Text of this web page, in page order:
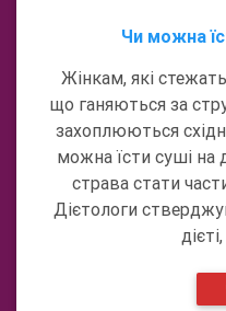
Чи можна
Жінкам, які
що ганяються за
захоплюються
можна їсти суші на
страва стати
Дієтологи